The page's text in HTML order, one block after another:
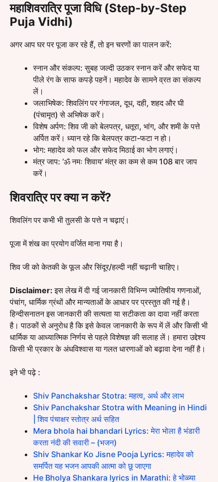
महाशिवरात्रि पूजा विधि (Step-by-Step
Puja Vidhi)
अगर आप घर पर पूजा कर रहे हैं, तो इन चरणों का पालन करें:
स्नान और संकल्प: सुबह जल्दी उठकर स्नान करें और सफेद या
पीले रंग के साफ कपड़े पहनें। महादेव के सामने व्रत का संकल्प
लें।
जलाभिषेक: शिवलिंग पर गंगाजल, दूध, दही, शहद और घी
(पंचामृत) से अभिषेक करें।
विशेष अर्पण: शिव जी को बेलपत्र, धतूरा, भांग, और शमी के पत्ते
अर्पित करें। ध्यान रहे कि बेलपत्र कटा-फटा न हो।
भोग: महादेव को फल और सफेद मिठाई का भोग लगाएं।
मंत्र जाप: ‘ॐ नमः शिवाय’ मंत्र का कम से कम 108 बार जाप
करें।
शिवरात्रि पर क्या न करें?
शिवलिंग पर कभी भी तुलसी के पत्ते न चढ़ाएं।
पूजा में शंख का प्रयोग वर्जित माना गया है।
शिव जी को केतकी के फूल और सिंदूर/हल्दी नहीं चढ़ानी चाहिए।
Disclaimer: इस लेख में दी गई जानकारी विभिन्न ज्योतिषीय गणनाओं,
पंचांग, धार्मिक ग्रंथों और मान्यताओं के आधार पर प्रस्तुत की गई है।
हिन्दीसनातन इस जानकारी की सत्यता या सटीकता का दावा नहीं करता
है। पाठकों से अनुरोध है कि इसे केवल जानकारी के रूप में लें और किसी भी
धार्मिक या आध्यात्मिक निर्णय से पहले विशेषज्ञ की सलाह लें। हमारा उद्देश्य
किसी भी प्रकार के अंधविश्वास या गलत धारणाओं को बढ़ावा देना नहीं है।
इने भी पढ़े :
Shiv Panchakshar Stotra: महत्व, अर्थ और लाभ
Shiv Panchakshar Stotra with Meaning in Hindi
| शिव पंचाक्षर स्तोत्र अर्थ सहित
Mera bhola hai bhandari Lyrics: मेरा भोला है भंडारी
करता नंदी की सवारी – (भजन)
Shiv Shankar Ko Jisne Pooja Lyrics: महादेव को
समर्पित यह भजन आपकी आत्मा को छू जाएगा
He Bholya Shankara lyrics in Marathi: हे भोळ्या